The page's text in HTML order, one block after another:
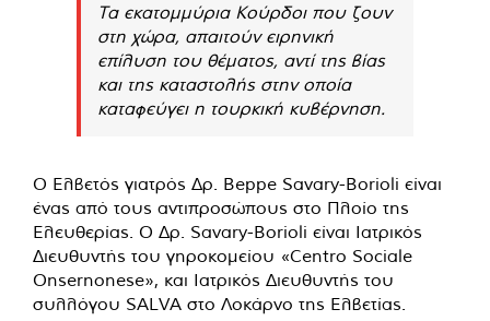
Τα εκατομμύρια Κούρδοι που ζουν
στη χώρα, απαιτούν ειρηνική
επίλυση του θέματος, αντί της βίας
και της καταστολής στην οποία
καταφεύγει η τουρκική κυβέρνηση.
Ο Ελβετός γιατρός Δρ. Beppe Savary-Borioli είναι
ένας από τους αντιπροσώπους στο Πλοίο της
Ελευθερίας. Ο Δρ. Savary-Borioli είναι Ιατρικός
Διευθυντής του γηροκομείου «Centro Sociale
Onsernonese», και Ιατρικός Διευθυντής του
συλλόγου SALVA στο Λοκάρνο της Ελβετίας.